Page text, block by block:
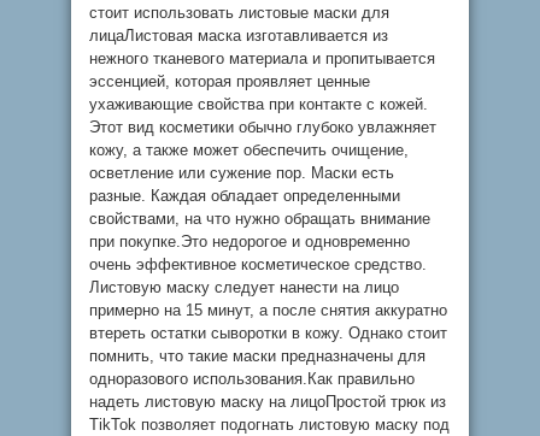
стоит использовать листовые маски для
лицаЛистовая маска изготавливается из
нежного тканевого материала и пропитывается
эссенцией, которая проявляет ценные
ухаживающие свойства при контакте с кожей.
Этот вид косметики обычно глубоко увлажняет
кожу, а также может обеспечить очищение,
осветление или сужение пор. Маски есть
разные. Каждая обладает определенными
свойствами, на что нужно обращать внимание
при покупке.Это недорогое и одновременно
очень эффективное косметическое средство.
Листовую маску следует нанести на лицо
примерно на 15 минут, а после снятия аккуратно
втереть остатки сыворотки в кожу. Однако стоит
помнить, что такие маски предназначены для
одноразового использования.Как правильно
надеть листовую маску на лицоПростой трюк из
TikTok позволяет подогнать листовую маску под